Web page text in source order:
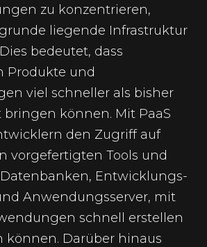
zu konzentrieren,
liegende Infrastruktur
bedeutet, dass
Produkte und
viel schneller als bisher
bringen können. Mit PaaS
den Zugriff auf
vorgefertigten Tools und
Entwicklungs-
Anwendungsserver, mit
schnell erstellen
können. Darüber hinaus